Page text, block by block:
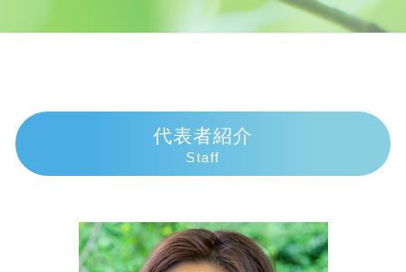
任意整理 デメリット
債務整理 デメリット 知恵袋
任意整理 返済期間 7年
人身事故 示談
物損事故 慰謝料
死亡事故 賠償金
物損事故 警察呼ばなかった 後日
示談交渉権
遺産相続 分配
相続 手続き 法務局
相続手続き 法務局
代襲相続 割合
遺産相続
相続 弁護士 伊東市
相続 弁護士 富士市
相続 弁護士 御殿場市
債務整理 弁護士 伊東市
相続 弁護士 三島市
代表者紹介
Staff